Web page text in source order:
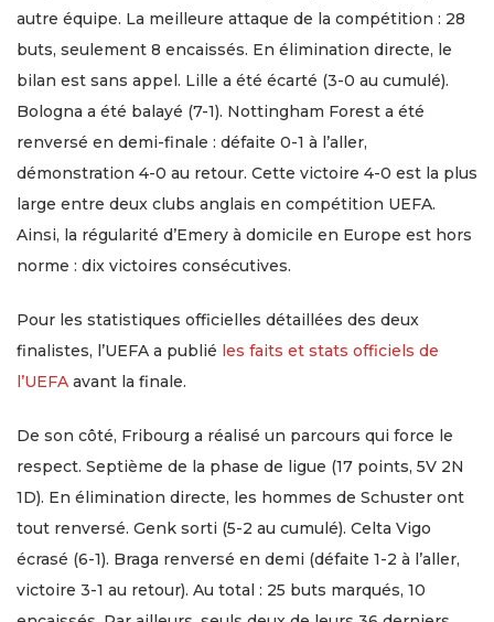
autre équipe. La meilleure attaque de la compétition : 28
buts, seulement 8 encaissés. En élimination directe, le
bilan est sans appel. Lille a été écarté (3-0 au cumulé).
Bologna a été balayé (7-1). Nottingham Forest a été
renversé en demi-finale : défaite 0-1 à l’aller,
démonstration 4-0 au retour. Cette victoire 4-0 est la plus
large entre deux clubs anglais en compétition UEFA.
Ainsi, la régularité d’Emery à domicile en Europe est hors
norme : dix victoires consécutives.
Pour les statistiques officielles détaillées des deux
finalistes, l’UEFA a publié les faits et stats officiels de
l’UEFA avant la finale.
De son côté, Fribourg a réalisé un parcours qui force le
respect. Septième de la phase de ligue (17 points, 5V 2N
1D). En élimination directe, les hommes de Schuster ont
tout renversé. Genk sorti (5-2 au cumulé). Celta Vigo
écrasé (6-1). Braga renversé en demi (défaite 1-2 à l’aller,
victoire 3-1 au retour). Au total : 25 buts marqués, 10